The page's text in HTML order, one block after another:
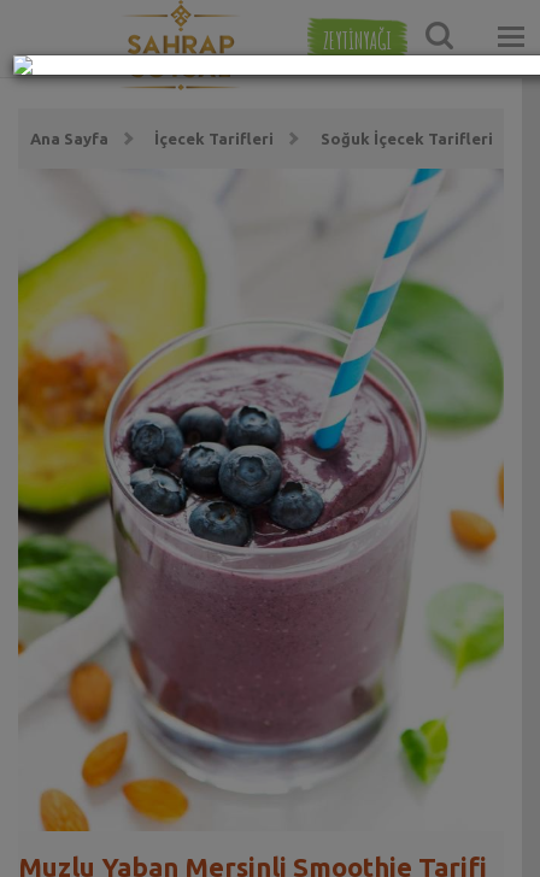
ZEYTİNYAĞI
Ana Sayfa İçecek Tarifleri Soğuk İçecek Tarifleri
Muzlu Yaban Mersinli Smoothie Tarifi